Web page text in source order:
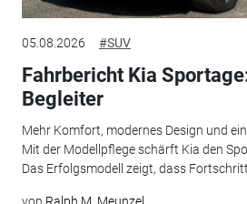
05.08.2026 #SUV
Fahrbericht Kia
Begleiter
Mehr Komfort, modernes Design und
Mit der Modellpflege schärft Kia den
Das Erfolgsmodell zeigt, dass
von Ralph M. Meunzel